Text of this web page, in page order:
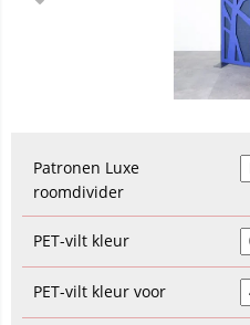
Patronen Luxe
roomdivider
PET-vilt kleur
PET-vilt kleur voor